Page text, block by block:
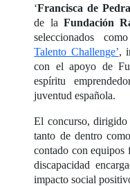
‘Francisca de
de la Fundación
seleccionados
Talento Challenge’,
con el apoyo de
espíritu
juventud española.
El concurso,
tanto de dentro
contado con equipos
discapacidad
impacto social